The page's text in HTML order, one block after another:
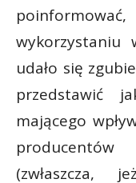
wykorzystaniu
udało się
przedstawić
mającego
producentów
(zwłaszcza,